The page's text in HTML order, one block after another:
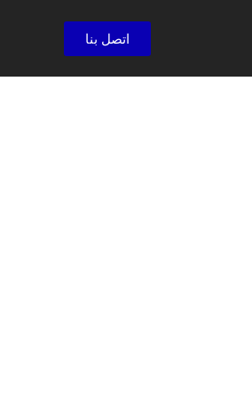
اتصل بنا